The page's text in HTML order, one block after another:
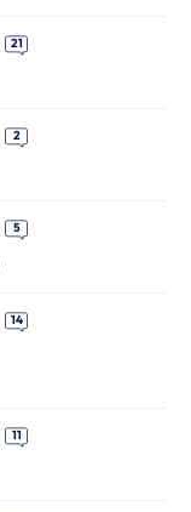
21
2
5
14
11